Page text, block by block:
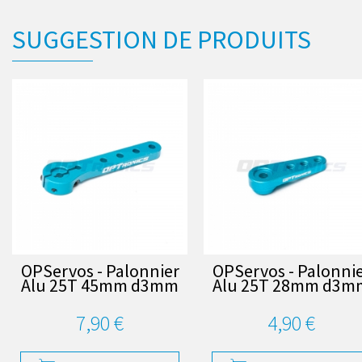
SUGGESTION DE PRODUITS
OPServos - Palonnier
Alu 25T 45mm d3mm
7,90 €
OPServos -
Alu 25T 28mm
4,90 €